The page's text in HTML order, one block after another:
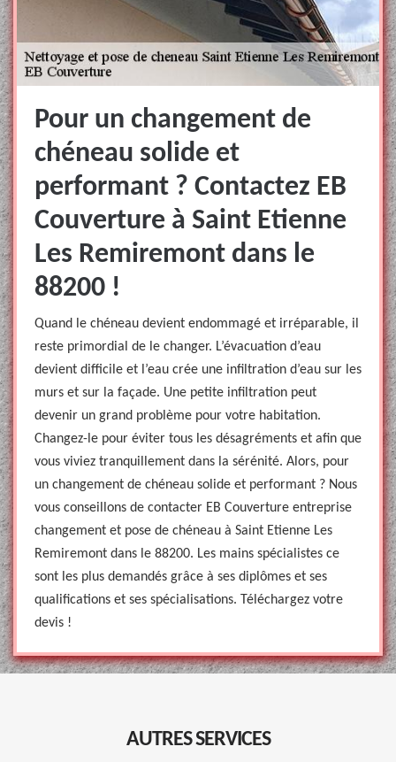
Pour un changement de
chéneau solide et
performant ? Contactez EB
Couverture à Saint Etienne
Les Remiremont dans le
88200 !
Quand le chéneau devient endommagé et irréparable, il
reste primordial de le changer. L’évacuation d’eau
devient difficile et l’eau crée une infiltration d’eau sur les
murs et sur la façade. Une petite infiltration peut
devenir un grand problème pour votre habitation.
Changez-le pour éviter tous les désagréments et afin que
vous viviez tranquillement dans la sérénité. Alors, pour
un changement de chéneau solide et performant ? Nous
vous conseillons de contacter EB Couverture entreprise
changement et pose de chéneau à Saint Etienne Les
Remiremont dans le 88200. Les mains spécialistes ce
sont les plus demandés grâce à ses diplômes et ses
qualifications et ses spécialisations. Téléchargez votre
devis !
AUTRES SERVICES